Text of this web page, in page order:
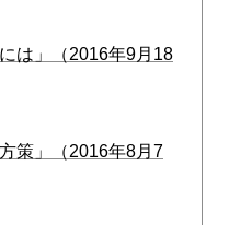
は」（2016年9月18
策」（2016年8月7